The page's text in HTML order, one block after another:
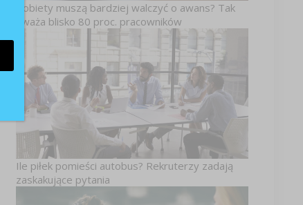
Kobiety muszą bardziej walczyć o awans? Tak
uważa blisko 80 proc. pracowników
Ile piłek pomieści autobus? Rekruterzy zadają
zaskakujące pytania